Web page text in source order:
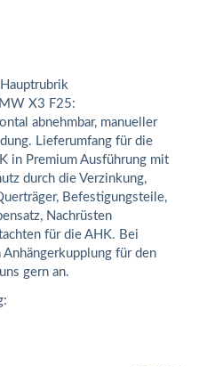
X3 F25:
abnehmbar, manueller
Lieferumfang für die
in Premium Ausführung mit
durch die Verzinkung,
Befestigungsteile,
Nachrüsten
für die AHK. Bei
Anhängerkupplung für den
gern an.